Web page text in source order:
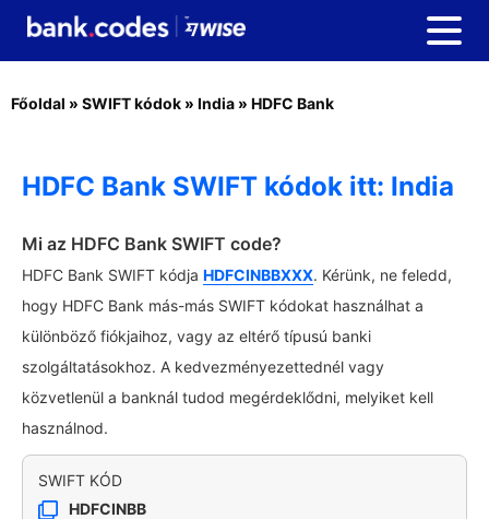
Főoldal » SWIFT kódok » India » HDFC Bank
HDFC Bank SWIFT kódok itt: India
Mi az HDFC Bank SWIFT code?
HDFC Bank SWIFT kódja HDFCINBBXXX. Kérünk, ne feledd,
hogy HDFC Bank más-más SWIFT kódokat használhat a
különböző fiókjaihoz, vagy az eltérő típusú banki
szolgáltatásokhoz. A kedvezményezettednél vagy
közvetlenül a banknál tudod megérdeklődni, melyiket kell
használnod.
SWIFT KÓD
HDFCINBB